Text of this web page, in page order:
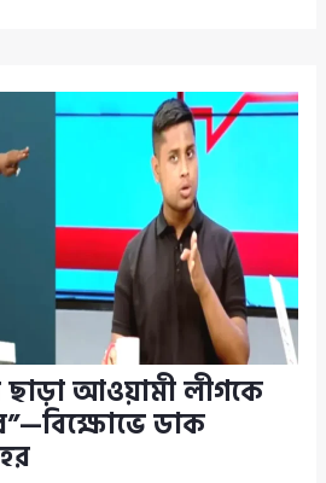
ছাড়া আওয়ামী লীগকে
ডাক